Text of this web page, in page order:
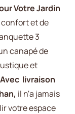
Votre Jardin
et de
3
canapé de
et
Avec livraison
il n'a jamais
votre espace